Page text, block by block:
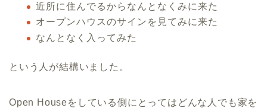
近所に住んでるからなんとなくみに来た
オープンハウスのサインを見てみに来た
なんとなく入ってみた
という人が結構いました。
Open Houseをしている側にとってはどんな人でも家を